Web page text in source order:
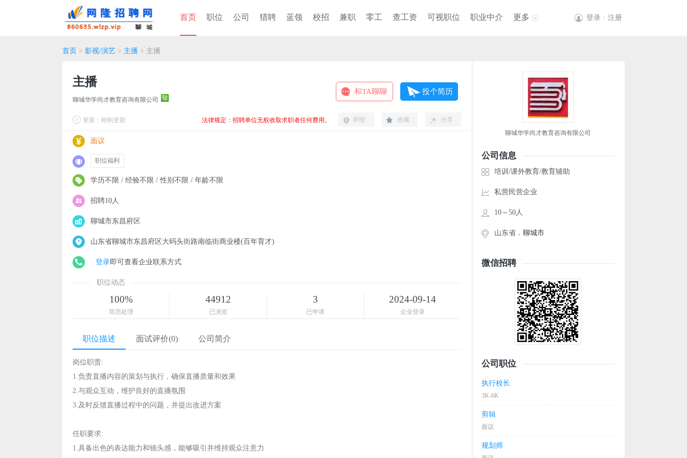
首页 职位 公司 猎聘 蓝领 校招 兼职 零工 查工资 可视职位 职业中介 更多 登录 / 注册
首页 > 影视/演艺 > 主播 > 主播
主播
聊城华学尚才教育咨询有限公司
和TA聊聊 投个简历
更新：刚刚更新 分享
收藏
举报
法律规定：招聘单位无权收取求职者任何费用。
面议
职位福利
学历不限 / 经验不限 / 性别不限 / 年龄不限
招聘10人
聊城市东昌府区
山东省聊城市东昌府区大码头街路南临街商业楼(百年育才)
登录即可查看企业联系方式
职位动态
100%
简历处理
44912
已浏览
3
已申请
2024-09-14
企业登录
职位描述 面试评价(0) 公司简介
岗位职责:
1.负责直播内容的策划与执行，确保直播质量和效果
2.与观众互动，维护良好的直播氛围
3.及时反馈直播过程中的问题，并提出改进方案
任职要求:
1.具备出色的表达能力和镜头感，能够吸引并维持观众注意力
聊城华学尚才教育咨询有限公司
公司信息
培训/课外教育/教育辅助
私营民营企业
10～50人
山东省． 聊城市
微信招聘
公司职位
执行校长
3K-6K
剪辑
面议
规划师